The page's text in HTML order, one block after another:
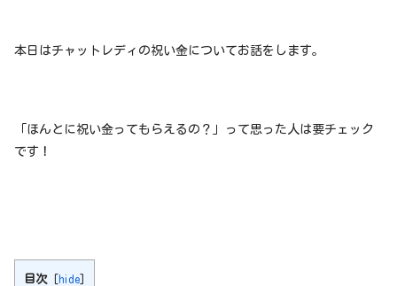
本日はチャットレディの祝い金についてお話をします。
「ほんとに祝い金ってもらえるの？」って思った人は要チェック
です！
目次 [hide]